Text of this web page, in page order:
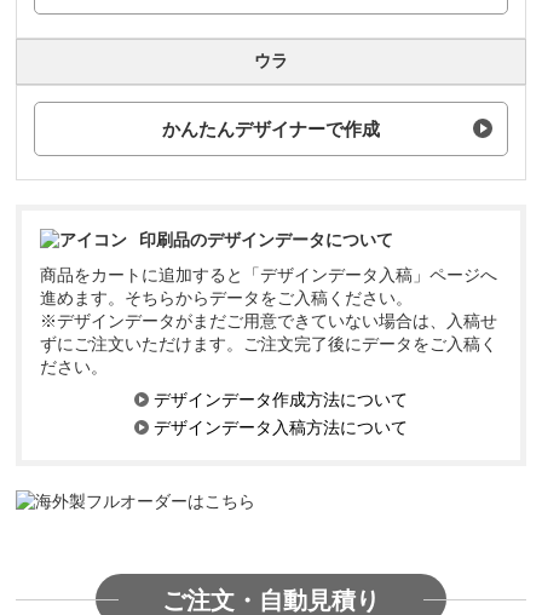
ウラ
かんたんデザイナーで作成
印刷品のデザインデータについて
商品をカートに追加すると「デザインデータ入稿」ページへ
進めます。そちらからデータをご入稿ください。
※デザインデータがまだご用意できていない場合は、入稿せ
ずにご注文いただけます。ご注文完了後にデータをご入稿く
ださい。
デザインデータ作成方法について
デザインデータ入稿方法について
ご注文・自動見積り